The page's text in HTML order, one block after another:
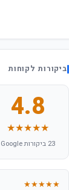
ביקורות לקוחות
4.8
★★★★★
23 ביקורות Google
★★★★★